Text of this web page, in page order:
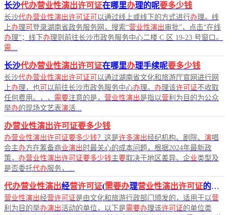
长沙代办营业性演出许可证在哪里办理的呢要多少钱
长沙代办营业性演出许可证可 以通过线上或线下的方式进行办理。线
上办理 可 登录湖南省政务服务网，搜索“营业性演出审批”，点击“在线
办理”；线下办理则前往长沙市政务服务中心二楼 C 区 19-23 号窗口。
需
长沙代办营业性演出许可证在哪里办理手续呢要多少钱
长沙代办营业性演出许可证可 以通过湖南省文化和旅游厅官网进行网
上办理，也可 以前往长沙市政务服务中心办理。 办理该许可证不收取
任何费用。，， 需要注意的是， 营业性演出是指以 营利为目的为公众
举办的现场文艺表演活...
办营业性演出许可证要多少钱
办营业性演出许可证要多少钱？这是许多演出经纪机构、剧院、 演 唱
会主办方在筹备商业演出 时最关心的成本问题，根据2024年最新政
策， 办营业性演出许可证要多少钱主要取决于地区差异、企业类型及
是否委托代办服务，...
代办营业性演出经营许可证(需要办理营业性演出许可证的单位)
营业性演出经营许可证是由文化和旅游行政部门颁发的，适用于以 营
利为目的举办演出活动的单位，以下是需要办理该许可证的单位类